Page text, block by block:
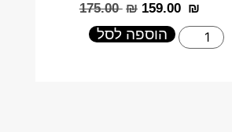
‎175.00 ₪ ‎159.00 ₪
הוספה לסל